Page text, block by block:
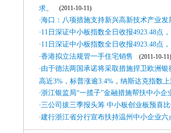
求。
(2011-10-11)
·海口：八项措施支持新兴高新技术产业发
·11日深证中小板指数全日收报4923.48点，
·11日深证中小板指数全日收报4923.48点，
·香港拟立法规管一手住宅销售 (2011-10-11)
·由于德法两国承诺将采取措施捍卫欧洲
高近3%，标普涨逾3.4%，纳斯达克指数上
·浙江银监局“一揽子”金融措施帮扶中小企
·三公司拔三季报头筹 中小板创业板预喜
·建行浙江省分行宣布扶持温州中小企业六